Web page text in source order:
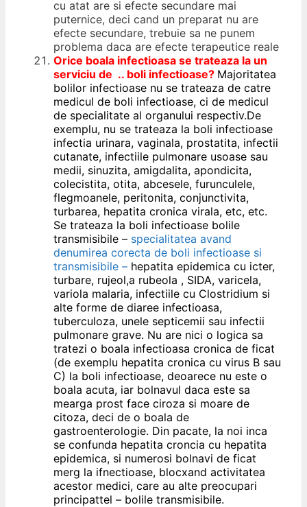
cu atat are si efecte secundare mai
puternice, deci cand un preparat nu are
efecte secundare, trebuie sa ne punem
problema daca are efecte terapeutice reale
Orice boala infectioasa se trateaza la un
serviciu de .. boli infectioase? Majoritatea
bolilor infectioase nu se trateaza de catre
medicul de boli infectioase, ci de medicul
de specialitate al organului respectiv.De
exemplu, nu se trateaza la boli infectioase
infectia urinara, vaginala, prostatita, infectii
cutanate, infectiile pulmonare usoase sau
medii, sinuzita, amigdalita, apondicita,
colecistita, otita, abcesele, furunculele,
flegmoanele, peritonita, conjunctivita,
turbarea, hepatita cronica virala, etc, etc.
Se trateaza la boli infectioase bolile
transmisibile – specialitatea avand
denumirea corecta de boli infectioase si
transmisibile – hepatita epidemica cu icter,
turbare, rujeol,a rubeola , SIDA, varicela,
variola malaria, infectiile cu Clostridium si
alte forme de diaree infectioasa,
tuberculoza, unele septicemii sau infectii
pulmonare grave. Nu are nici o logica sa
tratezi o boala infectioasa cronica de ficat
(de exemplu hepatita cronica cu virus B sau
C) la boli infectioase, deoarece nu este o
boala acuta, iar bolnavul daca este sa
mearga prost face ciroza si moare de
citoza, deci de o boala de
gastroenterologie. Din pacate, la noi inca
se confunda hepatita croncia cu hepatita
epidemica, si numerosi bolnavi de ficat
merg la ifnectioase, blocxand activitatea
acestor medici, care au alte preocupari
principattel – bolile transmisibile.